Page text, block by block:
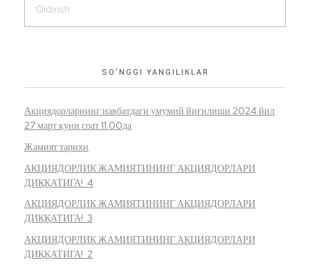
SO’NGGI YANGILIKLAR
Акциядорларнинг навбатдаги умумий йиғилиши 2024 йил
27 март куни соат 11.00да
Жамият тарихи
АКЦИЯДОРЛИК ЖАМИЯТИНИНГ АКЦИЯДОРЛАРИ
ДИҚҚАТИГА! 4
АКЦИЯДОРЛИК ЖАМИЯТИНИНГ АКЦИЯДОРЛАРИ
ДИҚҚАТИГА! 3
АКЦИЯДОРЛИК ЖАМИЯТИНИНГ АКЦИЯДОРЛАРИ
ДИҚҚАТИГА! 2